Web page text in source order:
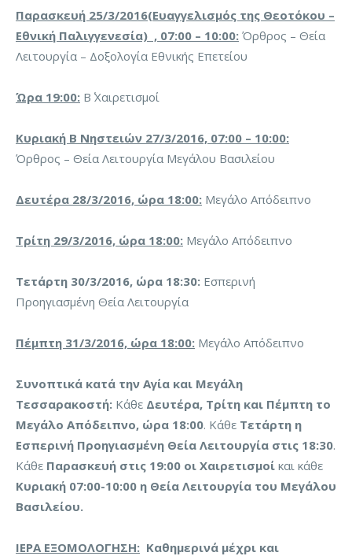
Παρασκευή 25/3/2016(Ευαγγελισμός της Θεοτόκου –
Εθνική Παλιγγενεσία) , 07:00 – 10:00: Όρθρος – Θεία
Λειτουργία – Δοξολογία Εθνικής Επετείου
Ώρα 19:00: Β΄ Χαιρετισμοί
Κυριακή Β Νηστειών 27/3/2016, 07:00 – 10:00:
Όρθρος – Θεία Λειτουργία Μεγάλου Βασιλείου
Δευτέρα 28/3/2016, ώρα 18:00: Μεγάλο Απόδειπνο
Τρίτη 29/3/2016, ώρα 18:00: Μεγάλο Απόδειπνο
Τετάρτη 30/3/2016, ώρα 18:30: Εσπερινή
Προηγιασμένη Θεία Λειτουργία
Πέμπτη 31/3/2016, ώρα 18:00: Μεγάλο Απόδειπνο
Συνοπτικά κατά την Αγία και Μεγάλη
Τεσσαρακοστή: Κάθε Δευτέρα, Τρίτη και Πέμπτη το
Μεγάλο Απόδειπνο, ώρα 18:00. Κάθε Τετάρτη η
Εσπερινή Προηγιασμένη Θεία Λειτουργία στις 18:30.
Κάθε Παρασκευή στις 19:00 οι Χαιρετισμοί και κάθε
Κυριακή 07:00-10:00 η Θεία Λειτουργία του Μεγάλου
Βασιλείου.
ΙΕΡΑ ΕΞΟΜΟΛΟΓΗΣΗ: Καθημερινά μέχρι και